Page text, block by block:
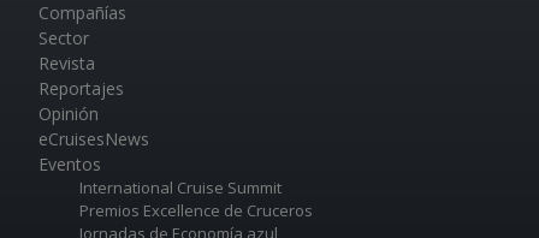
Compañías
Sector
Revista
Reportajes
Opinión
eCruisesNews
Eventos
International Cruise Summit
Premios Excellence de Cruceros
Jornadas de Economía azul